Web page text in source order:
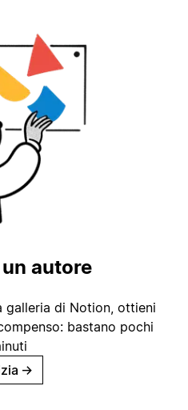
autore
galleria di Notion, ottieni
bastano pochi
→